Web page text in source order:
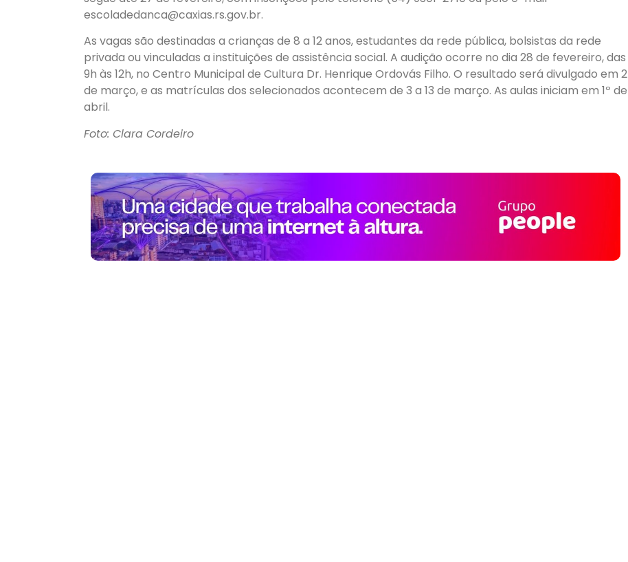
escoladedanca@caxias.rs.gov.br.
As vagas são destinadas a crianças de 8 a 12 anos, estudantes da rede pública, bolsistas da rede
privada ou vinculadas a instituições de assistência social. A audição ocorre no dia 28 de fevereiro, das
9h às 12h, no Centro Municipal de Cultura Dr. Henrique Ordovás Filho. O resultado será divulgado em 2
de março, e as matrículas dos selecionados acontecem de 3 a 13 de março. As aulas iniciam em 1º de
abril.
Foto: Clara Cordeiro